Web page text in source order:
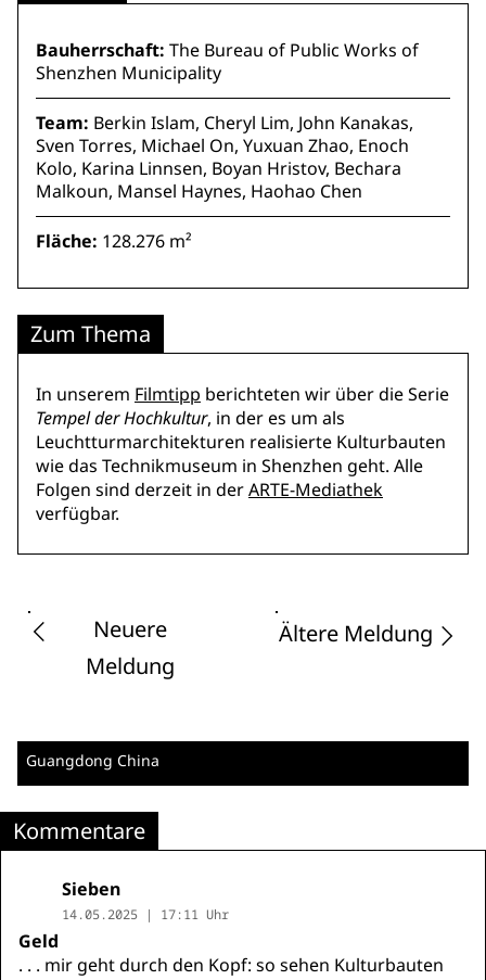
Bauherrschaft: The Bureau of Public Works of
Shenzhen Municipality
Team: Berkin Islam, Cheryl Lim, John Kanakas,
Sven Torres, Michael On, Yuxuan Zhao, Enoch
Kolo, Karina Linnsen, Boyan Hristov, Bechara
Malkoun, Mansel Haynes, Haohao Chen
Fläche: 128.276 m²
Zum Thema
In unserem Filmtipp berichteten wir über die Serie
Tempel der Hochkultur, in der es um als
Leuchtturmarchitekturen realisierte Kulturbauten
wie das Technikmuseum in Shenzhen geht. Alle
Folgen sind derzeit in derARTE-Mediathek
verfügbar.
Neuere
Meldung
Ältere Meldung
Guangdong China
Kommentare
Sieben
14.05.2025 | 17:11 Uhr
Geld
. . . mir geht durch den Kopf: so sehen Kulturbauten